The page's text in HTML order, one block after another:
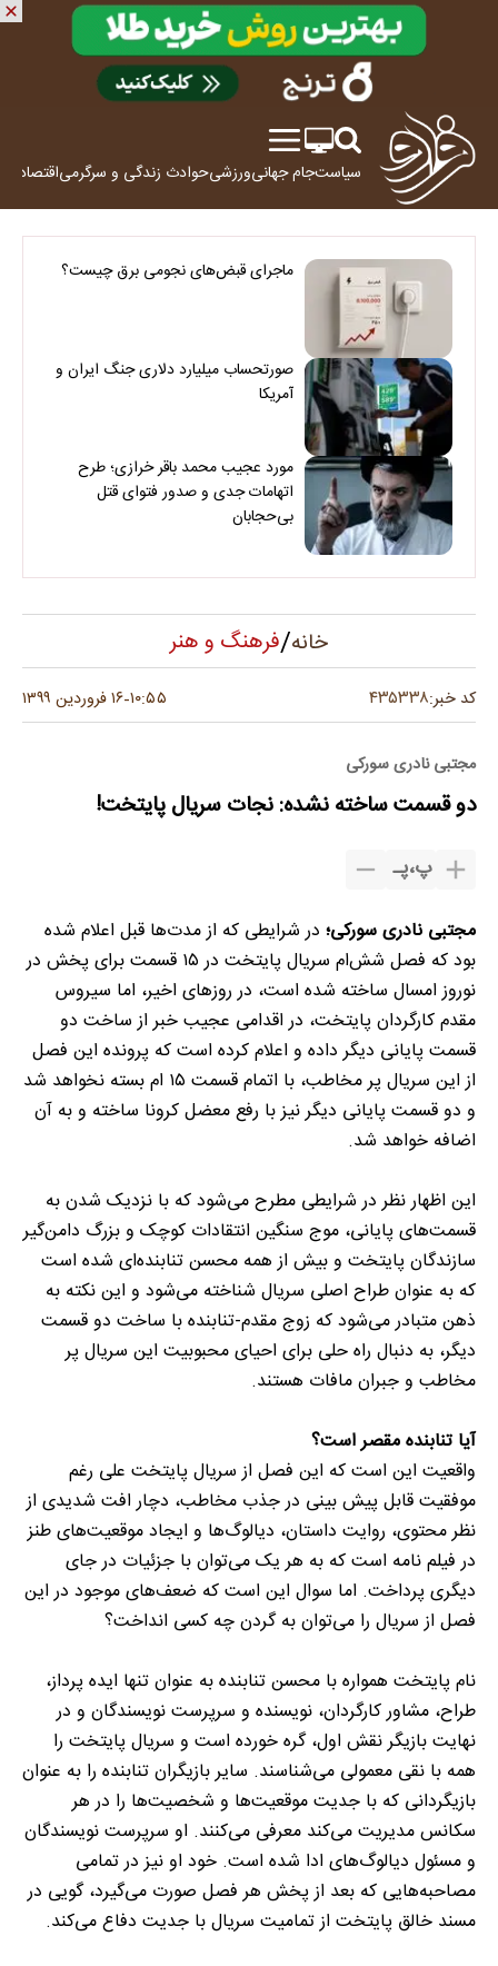
سیاستجام جهانیورزشیحوادث زندگی و سرگرمیاقتصاد
ماجرای قبض‌های نجومی برق چیست؟
صورتحساب میلیارد دلاری جنگ ایران و
آمریکا
مورد عجیب محمد باقر خرازی؛ طرح
اتهامات جدی و صدور فتوای قتل
بی‌حجابان
خانه/فرهنگ و هنر
کد خبر:۴۳۵۳۳۸ ۱۰:۵۵-۱۶ فروردین ۱۳۹۹
مجتبی نادری سورکی
دو قسمت ساخته نشده: نجات سریال پایتخت!
پ،پـ
مجتبی نادری سورکی؛ در شرایطی که از مدت‌ها قبل اعلام شده
بود که فصل شش‌ام سریال پایتخت در ۱۵ قسمت برای پخش در
نوروز امسال ساخته شده است، در روز‌های اخیر، اما سیروس
مقدم کارگردان پایتخت، در اقدامی عجیب خبر از ساخت دو
قسمت پایانی دیگر داده و اعلام کرده است که پرونده این فصل
از این سریال پر مخاطب، با اتمام قسمت ۱۵ ام بسته نخواهد شد
و دو قسمت پایانی دیگر نیز با رفع معضل کرونا ساخته و به آن
اضافه خواهد شد.
این اظهار نظر در شرایطی مطرح می‌شود که با نزدیک شدن به
قسمت‌های پایانی، موج سنگین انتقادات کوچک و بزرگ دامن‌گیر
سازندگان پایتخت و بیش از همه محسن تنابنده‌ای شده است
که به عنوان طراح اصلی سریال شناخته می‌شود و این نکته به
ذهن متبادر می‌شود که زوج مقدم-تنابنده با ساخت دو قسمت
دیگر، به دنبال راه حلی برای احیای محبوبیت این سریال پر
مخاطب و جبران مافات هستند.
آیا تنابنده مقصر است؟
واقعیت این است که این فصل از سریال پایتخت علی رغم
موفقیت قابل پیش بینی در جذب مخاطب، دچار افت شدیدی از
نظر محتوی، روایت داستان، دیالوگ‌ها و ایجاد موقعیت‌های طنز
در فیلم نامه است که به هر یک می‌توان با جزئیات در جای
دیگری پرداخت. اما سوال این است که ضعف‌های موجود در این
فصل از سریال را می‌توان به گردن چه کسی انداخت؟
نام پایتخت همواره با محسن تنابنده به عنوان تنها ایده پرداز،
طراح، مشاور کارگردان، نویسنده و سرپرست نویسندگان و در
نهایت بازیگر نقش اول، گره خورده است و سریال پایتخت را
همه با نقی معمولی می‌شناسند. سایر بازیگران تنابنده را به عنوان
بازیگردانی که با جدیت موقعیت‌ها و شخصیت‌ها را در هر
سکانس مدیریت می‌کند معرفی می‌کنند. او سرپرست نویسندگان
و مسئول دیالوگ‌های ادا شده است. خود او نیز در تمامی
مصاحبه‌هایی که بعد از پخش هر فصل صورت می‌گیرد، گویی در
مسند خالق پایتخت از تمامیت سریال با جدیت دفاع می‌کند.